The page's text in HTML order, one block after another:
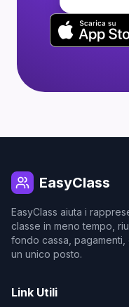
EasyClass
EasyClass aiuta i
classe in meno tempo,
fondo cassa,
un unico posto.
Link Utili